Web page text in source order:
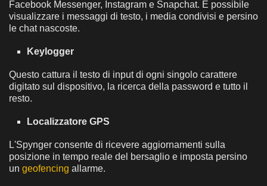
Facebook Messenger, Instagram e Snapchat. È possibile
visualizzare i messaggi di testo, i media condivisi e persino
le chat nascoste.
Keylogger
Questo cattura il testo di input di ogni singolo carattere
digitato sul dispositivo, la ricerca della password e tutto il
resto.
Localizzatore GPS
L'Spynger consente di ricevere aggiornamenti sulla
posizione in tempo reale del bersaglio e imposta persino
un geofencing allarme.